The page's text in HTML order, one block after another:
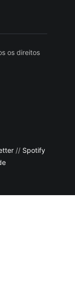
os direitos
// Spotify